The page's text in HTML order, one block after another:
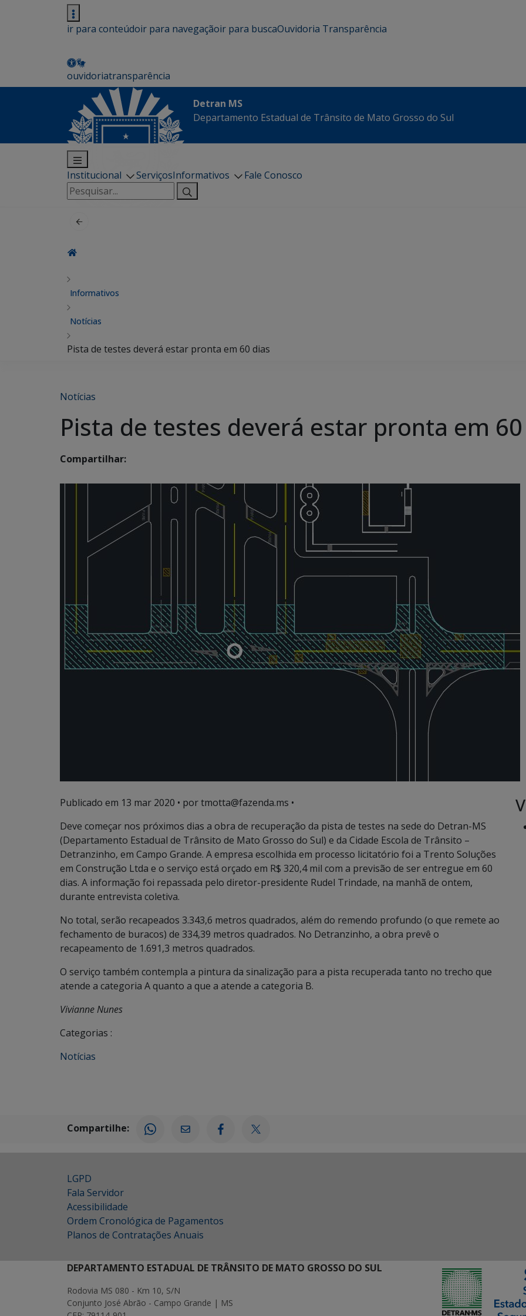
ir para conteúdoir para navegaçãoir para buscaOuvidoria Transparência
ouvidoriatransparência
Detran MS
Departamento Estadual de Trânsito de Mato Grosso do Sul
Institucional ServiçosInformativos
Fale Conosco
Pesquisar
por:
Informativos
Notícias
Pista de testes deverá estar pronta em 60 dias
Notícias
Pista de testes deverá estar pronta em
Compartilhar:
Publicado em 13 mar 2020 • por tmotta@fazenda.ms •
Deve começar nos próximos dias a obra de recuperação da pista de testes na sede do Detran-MS
(Departamento Estadual de Trânsito de Mato Grosso do Sul) e da Cidade Escola de Trânsito –
Detranzinho, em Campo Grande. A empresa escolhida em processo licitatório foi a Trento Soluções
em Construção Ltda e o serviço está orçado em R$ 320,4 mil com a previsão de ser entregue em 60
dias. A informação foi repassada pelo diretor-presidente Rudel Trindade, na manhã de ontem,
durante entrevista coletiva.
No total, serão recapeados 3.343,6 metros quadrados, além do remendo profundo (o que remete ao
fechamento de buracos) de 334,39 metros quadrados. No Detranzinho, a obra prevê o
recapeamento de 1.691,3 metros quadrados.
O serviço também contempla a pintura da sinalização para a pista recuperada tanto no trecho que
atende a categoria A quanto a que a atende a categoria B.
Vivianne Nunes
Categorias :
Notícias
Compartilhe:
LGPD
Fala Servidor
Acessibilidade
Ordem Cronológica de Pagamentos
Planos de Contratações Anuais
DEPARTAMENTO ESTADUAL DE TRÂNSITO DE MATO GROSSO DO SUL
Rodovia MS 080 - Km 10, S/N
Conjunto José Abrão - Campo Grande | MS